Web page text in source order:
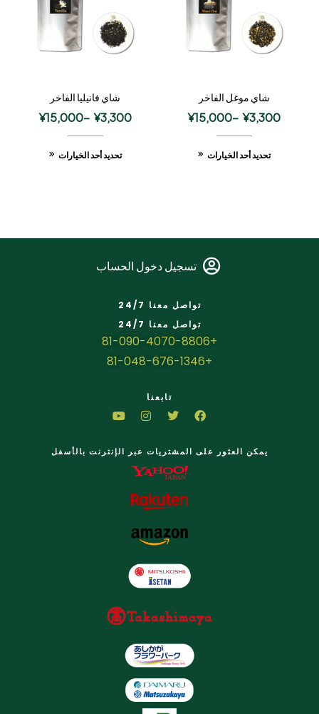
شاي موغل الفاخر
¥3,300
–
¥15,000
تحديد أحد الخيارات
شاي فانيليا الفاخر
¥3,300
–
¥15,000
تحديد أحد الخيارات
تسجيل دخول الحساب
تواصل معنا 24/7
تواصل معنا 24/7
+81-090-4070-8806
+81-048-676-1346
تابعنا
يمكن العثور على المشتريات عبر الإنترنت بالأسفل